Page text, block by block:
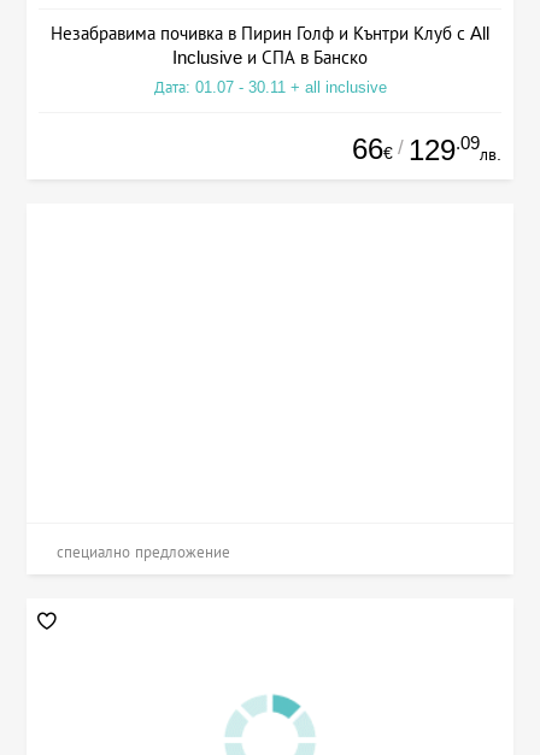
Незабравима почивка в Пирин Голф и Кънтри Клуб с All
Inclusive и СПА в Банско
Дата: 01.07 - 30.11 + all inclusive
66€ / 129.09
лв.
специално предложение